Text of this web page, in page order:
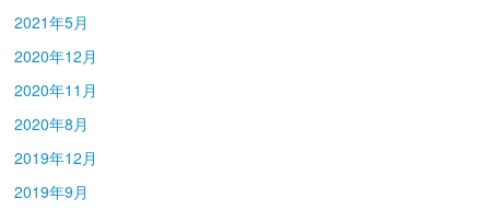
2021年5月
2020年12月
2020年11月
2020年8月
2019年12月
2019年9月